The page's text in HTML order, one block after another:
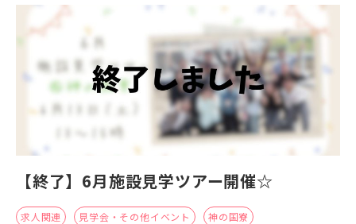
【終了】6月施設見学ツアー開催☆
求人関連 見学会・その他イベント
神の国寮